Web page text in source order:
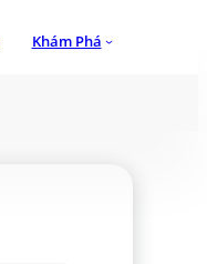
Khám Phá